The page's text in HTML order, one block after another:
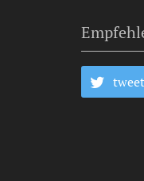
tweet